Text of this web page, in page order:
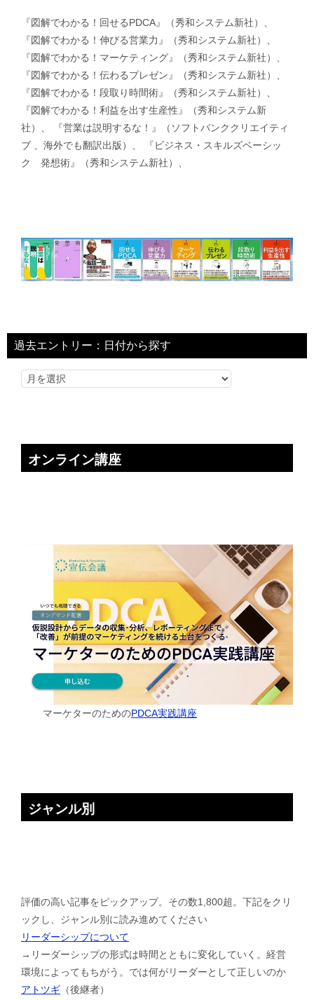
『図解でわかる！回せるPDCA』（秀和システム新社）、
『図解でわかる！伸びる営業力』（秀和システム新社）、
『図解でわかる！マーケティング』（秀和システム新社）、
『図解でわかる！伝わるプレゼン』（秀和システム新社）、
『図解でわかる！段取り時間術』（秀和システム新社）、
『図解でわかる！利益を出す生産性』（秀和システム新
社）、 『営業は説明するな！』（ソフトバンククリエイティ
ブ 、海外でも翻訳出版）、 『ビジネス・スキルズベーシッ
ク 発想術』（秀和システム新社）、
過去エントリー：日付から探す
オンライン講座
マーケターのためのPDCA実践講座
ジャンル別
評価の高い記事をピックアップ。その数1,800超。下記をクリ
ックし、ジャンル別に読み進めてください
リーダーシップについて
→リーダーシップの形式は時間とともに変化していく。経営
環境によってもちがう。では何がリーダーとして正しいのか
アトツギ （後継者）